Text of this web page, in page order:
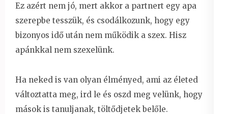
Ez azért nem jó, mert akkor a partnert egy apa
szerepbe tesszük, és csodálkozunk, hogy egy
bizonyos idő után nem működik a szex. Hisz
apánkkal nem szexelünk.
Ha neked is van olyan élményed, ami az életed
változtatta meg, ird le és oszd meg velünk, hogy
mások is tanuljanak, töltődjetek belőle.